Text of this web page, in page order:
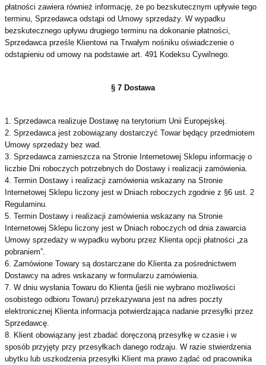
płatności zawiera również informację, że po bezskutecznym upływie tego
terminu, Sprzedawca odstąpi od Umowy sprzedaży. W wypadku
bezskutecznego upływu drugiego terminu na dokonanie płatności,
Sprzedawca prześle Klientowi na Trwałym nośniku oświadczenie o
odstąpieniu od umowy na podstawie art. 491 Kodeksu Cywilnego.
§ 7 Dostawa
1. Sprzedawca realizuje Dostawę na terytorium Unii Europejskej.
2. Sprzedawca jest zobowiązany dostarczyć Towar będący przedmiotem
Umowy sprzedaży bez wad.
3. Sprzedawca zamieszcza na Stronie Internetowej Sklepu informację o
liczbie Dni roboczych potrzebnych do Dostawy i realizacji zamówienia.
4. Termin Dostawy i realizacji zamówienia wskazany na Stronie
Internetowej Sklepu liczony jest w Dniach roboczych zgodnie z §6 ust. 2
Regulaminu.
5. Termin Dostawy i realizacji zamówienia wskazany na Stronie
Internetowej Sklepu liczony jest w Dniach roboczych od dnia zawarcia
Umowy sprzedaży w wypadku wyboru przez Klienta opcji płatności „za
pobraniem”.
6. Zamówione Towary są dostarczane do Klienta za pośrednictwem
Dostawcy na adres wskazany w formularzu zamówienia.
7. W dniu wysłania Towaru do Klienta (jeśli nie wybrano możliwości
osobistego odbioru Towaru) przekazywana jest na adres poczty
elektronicznej Klienta informacja potwierdzająca nadanie przesyłki przez
Sprzedawcę.
8. Klient obowiązany jest zbadać doręczoną przesyłkę w czasie i w
sposób przyjęty przy przesyłkach danego rodzaju. W razie stwierdzenia
ubytku lub uszkodzenia przesyłki Klient ma prawo żądać od pracownika